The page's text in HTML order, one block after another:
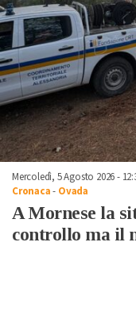
Mercoledì, 5 Agosto 2026 -
Cronaca- Ovada
A Mornese la
controllo ma il